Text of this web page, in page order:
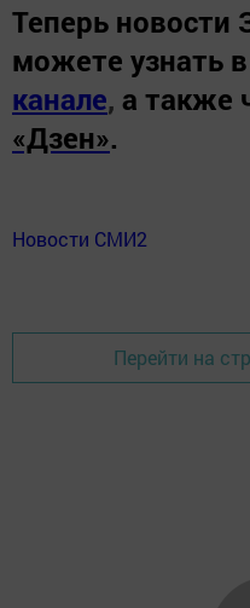
Теперь новости
можете узнать
канале, а также
«Дзен».
Новости СМИ2
Перейти на